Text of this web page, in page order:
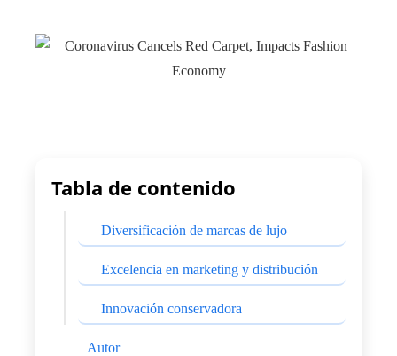
Tabla de contenido
Diversificación de marcas de lujo
Excelencia en marketing y distribución
Innovación conservadora
Autor